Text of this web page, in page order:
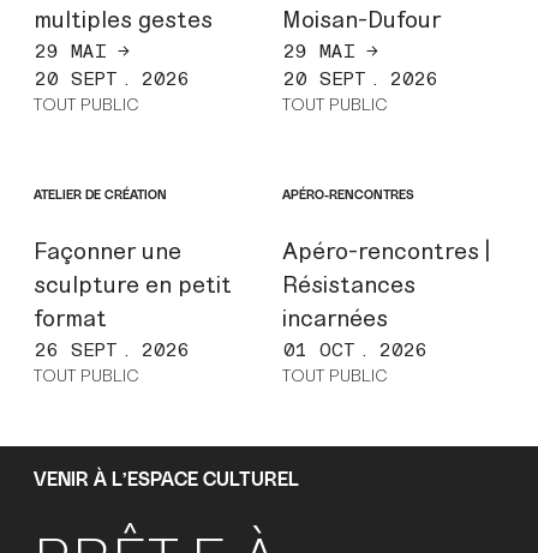
multiples gestes
29 MAI →
20 SEPT. 2026
TOUT PUBLIC
Moisan-Dufour
29 MAI →
20 SEPT. 2026
TOUT PUBLIC
ATELIER DE CRÉATION
Façonner une
sculpture en petit
format
26 SEPT. 2026
TOUT PUBLIC
APÉRO-RENCONTRES
Apéro-rencontres |
Résistances
incarnées
01 OCT. 2026
TOUT PUBLIC
VENIR À L’ESPACE CULTUREL